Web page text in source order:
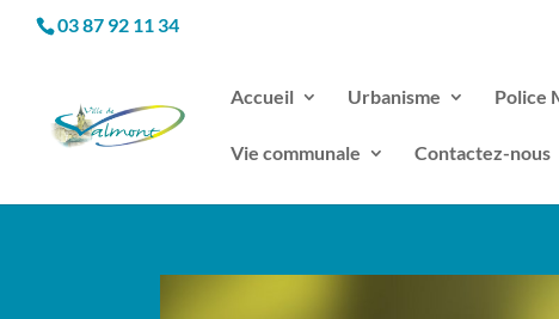
03 87 92 11 34
Accueil Urbanisme Police
Vie communale Contactez-nous